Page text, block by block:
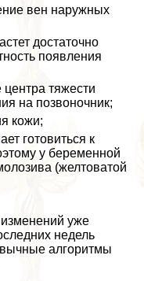
вен наружных
достаточно
появления
тяжести
на позвоночник;
кожи;
готовиться к
у беременной
(желтоватой
уже
недель
алгоритмы